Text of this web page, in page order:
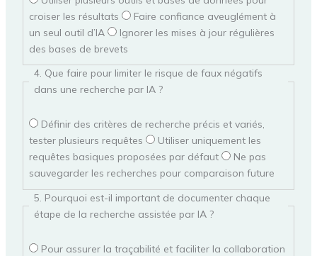
croiser les résultats
Faire confiance aveuglément à
un seul outil d’IA
Ignorer les mises à jour régulières
des bases de brevets
4. Que faire pour limiter le risque de faux négatifs
dans une recherche par IA ?
Définir des critères de recherche précis et variés,
tester plusieurs requêtes
Utiliser uniquement les
requêtes basiques proposées par défaut
Ne pas
sauvegarder les recherches pour comparaison future
5. Pourquoi est-il important de documenter chaque
étape de la recherche assistée par IA ?
Pour assurer la traçabilité et faciliter la collaboration